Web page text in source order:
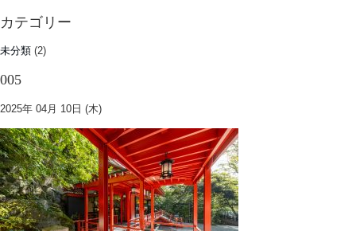
カテゴリー
未分類 (2)
005
2025年 04月 10日 (木)